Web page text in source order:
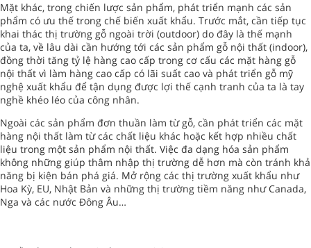
Mặt khác, trong chiến lược sản phẩm, phát triển mạnh các sản
phẩm có ưu thế trong chế biến xuất khẩu. Trước mắt, cần tiếp tục
khai thác thị trường gỗ ngoài trời (outdoor) do đây là thế mạnh
của ta, về lâu dài cần hướng tới các sản phẩm gỗ nội thất (indoor),
đồng thời tăng tỷ lệ hàng cao cấp trong cơ cấu các mặt hàng gỗ
nội thất vì làm hàng cao cấp có lãi suất cao và phát triển gỗ mỹ
nghệ xuất khẩu để tận dụng được lợi thế cạnh tranh của ta là tay
nghề khéo léo của công nhân.
Ngoài các sản phẩm đơn thuần làm từ gỗ, cần phát triển các mặt
hàng nội thất làm từ các chất liệu khác hoặc kết hợp nhiều chất
liệu trong một sản phẩm nội thất. Việc đa dạng hóa sản phẩm
không những giúp thâm nhập thị trường dễ hơn mà còn tránh khả
năng bị kiện bán phá giá. Mở rộng các thị trường xuất khẩu như
Hoa Kỳ, EU, Nhật Bản và những thị trường tiềm năng như Canada,
Nga và các nước Đông Âu…